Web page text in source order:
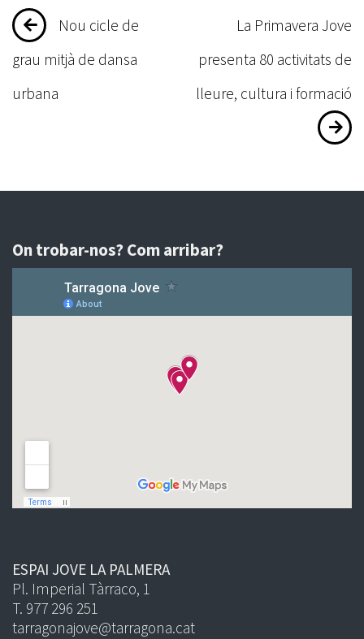
Navegació
d'entrades
Nou cicle de
grau mitjà de dansa
urbana
La Primavera Jove
presenta 80 activitats de
lleure, cultura i formació
On trobar-nos? Com arribar?
ESPAI JOVE LA PALMERA
Pl. Imperial Tàrraco, 1
T. 977 296 251
tarragonajove@tarragona.cat